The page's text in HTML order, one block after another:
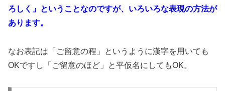
ろしく」ということなのですが、いろいろな表現の方法が
あります。
なお表記は「ご留意の程」というように漢字を用いても
OKですし「ご留意のほど」と平仮名にしてもOK。